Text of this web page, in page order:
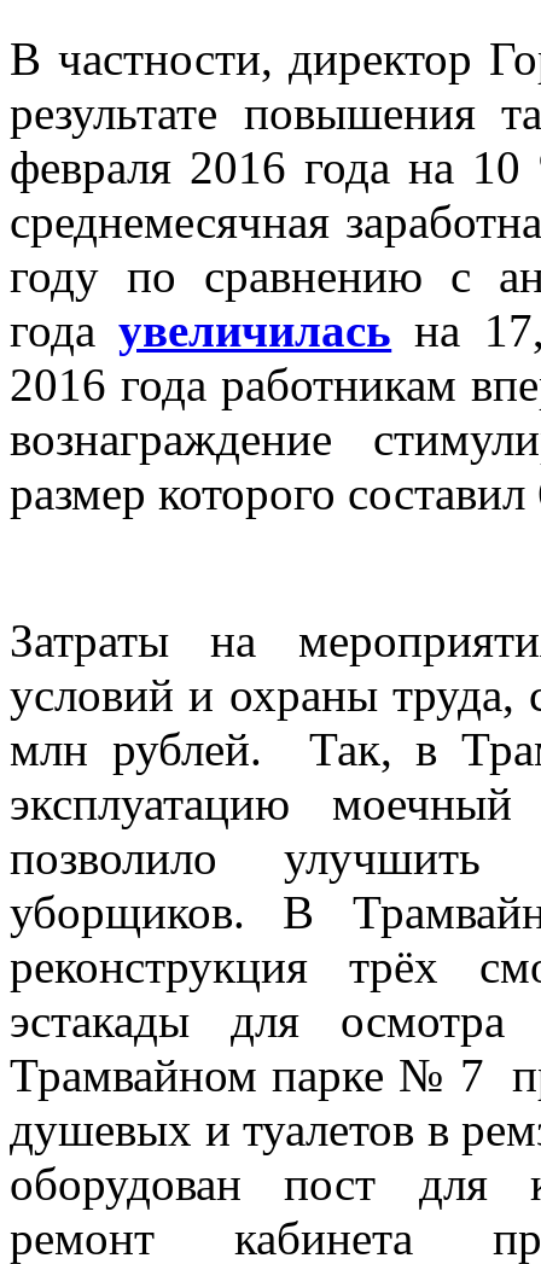
В частности, директор
результате повышения
февраля 2016 года на
среднемесячная
году по сравнению с
годаувеличилась на
2016 года работникам
вознаграждение
размер которого
Затраты на
условий и охраны труда,
млн рублей. Так, в
эксплуатацию
позволило
уборщиков. В
реконструкция трёх
эстакады для
Трамвайном парке № 7
душевых и туалетов в
оборудован пост для
ремонт кабинета